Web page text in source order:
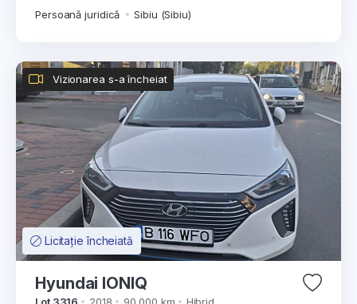
Persoană juridică
Sibiu (Sibiu)
Licitație încheiată
Vizionarea s-a încheiat
Hyundai IONIQ